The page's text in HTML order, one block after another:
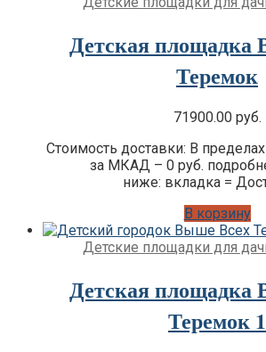
Детская площадка
Теремок
71900.00 руб.
Стоимость доставки: В
за МКАД – 0 руб.
ниже: вкладка =
В корзину
Детские площадки для
Детская площадка
Теремок 1